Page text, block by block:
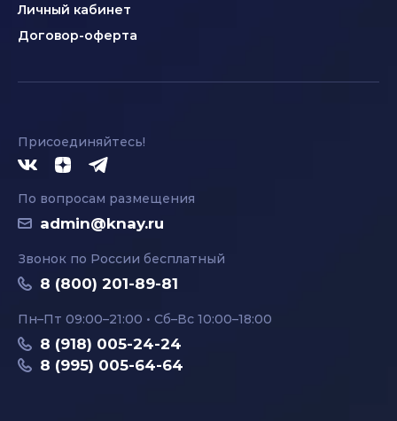
Личный кабинет
Договор-оферта
Присоединяйтесь!
По вопросам размещения
admin@knay.ru
Звонок по России бесплатный
8 (800) 201-89-81
Пн–Пт 09:00–21:00 • Сб–Вс 10:00–18:00
8 (918) 005-24-24
8 (995) 005-64-64